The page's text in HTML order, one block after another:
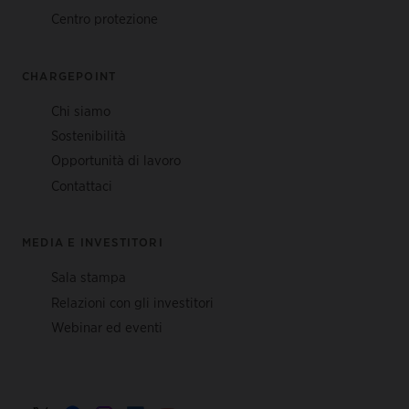
Centro protezione
CHARGEPOINT
Chi siamo
Sostenibilità
Opportunità di lavoro
Contattaci
MEDIA E INVESTITORI
Sala stampa
Relazioni con gli investitori
Webinar ed eventi